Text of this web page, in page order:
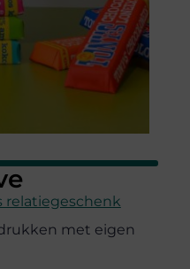
relatiegeschenk
met eigen